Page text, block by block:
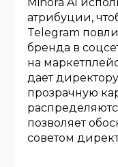
атрибуции,
Telegram
бренда в
на
дает
прозрачную
позволяет
советом